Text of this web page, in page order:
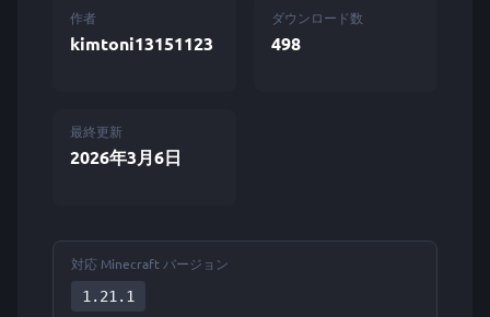
作者
kimtoni13151123
ダウンロード数
498
最終更新
2026年3月6日
対応 Minecraft バージョン
1.21.1